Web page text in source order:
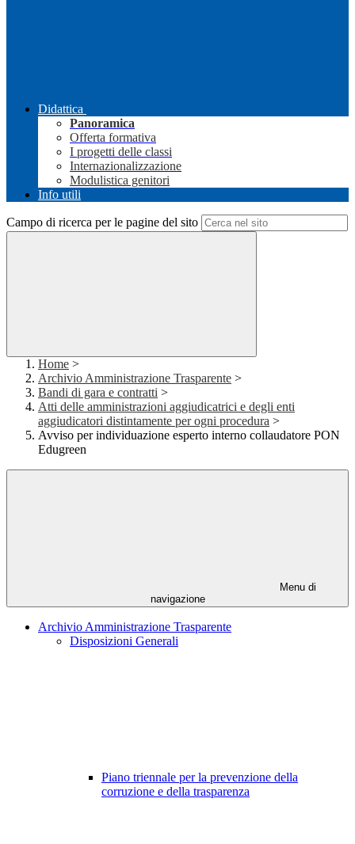
Didattica
Panoramica
Offerta formativa
I progetti delle classi
Internazionalizzazione
Modulistica genitori
Info utili
Campo di ricerca per le pagine del sito
Home >
Archivio Amministrazione Trasparente >
Bandi di gara e contratti >
Atti delle amministrazioni aggiudicatrici e degli enti
aggiudicatori distintamente per ogni procedura >
Avviso per individuazione esperto interno collaudatore PON
Edugreen
Menu di
navigazione
Archivio Amministrazione Trasparente
Disposizioni Generali
Piano triennale per la prevenzione della
corruzione e della trasparenza